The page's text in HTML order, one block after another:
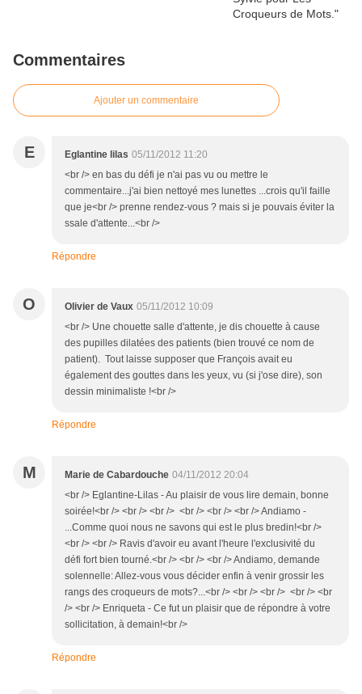
Commentaires
Ajouter un commentaire
E Eglantine lilas 05/11/2012 11:20
<br /> en bas du défi je n'ai pas vu ou mettre le
commentaire...j'ai bien nettoyé mes lunettes ...crois qu'il faille
que je<br /> prenne rendez-vous ? mais si je pouvais éviter la
ssale d'attente...<br />
Répondre
O Olivier de Vaux 05/11/2012 10:09
<br /> Une chouette salle d'attente, je dis chouette à cause
des pupilles dilatées des patients (bien trouvé ce nom de
patient). Tout laisse supposer que François avait eu
également des gouttes dans les yeux, vu (si j'ose dire), son
dessin minimaliste !<br />
Répondre
M Marie de Cabardouche 04/11/2012 20:04
<br /> Eglantine-Lilas - Au plaisir de vous lire demain, bonne
soirée!<br /> <br /> <br /> <br /> <br /> <br /> Andiamo -
...Comme quoi nous ne savons qui est le plus bredin!<br />
<br /> <br /> Ravis d'avoir eu avant l'heure l'exclusivité du
défi fort bien tourné.<br /> <br /> <br /> Andiamo, demande
solennelle: Allez-vous vous décider enfin à venir grossir les
rangs des croqueurs de mots?...<br /> <br /> <br /> <br /> <br
/> <br /> Enriqueta - Ce fut un plaisir que de répondre à votre
sollicitation, à demain!<br />
Répondre